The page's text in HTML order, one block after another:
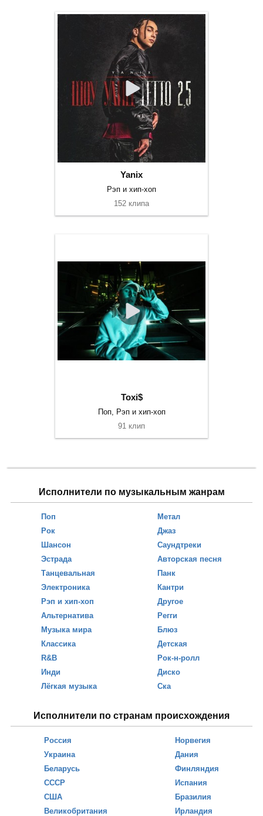
Yanix
Рэп и хип-хоп
152 клипа
Toxi$
Поп, Рэп и хип-хоп
91 клип
Исполнители по музыкальным жанрам
Поп
Рок
Шансон
Эстрада
Танцевальная
Электроника
Рэп и хип-хоп
Альтернатива
Музыка мира
Классика
R&B
Инди
Лёгкая музыка
Метал
Джаз
Саундтреки
Авторская песня
Панк
Кантри
Другое
Регги
Блюз
Детская
Рок-н-ролл
Диско
Ска
Исполнители по странам происхождения
Россия
Украина
Беларусь
СССР
США
Великобритания
Норвегия
Дания
Финляндия
Испания
Бразилия
Ирландия